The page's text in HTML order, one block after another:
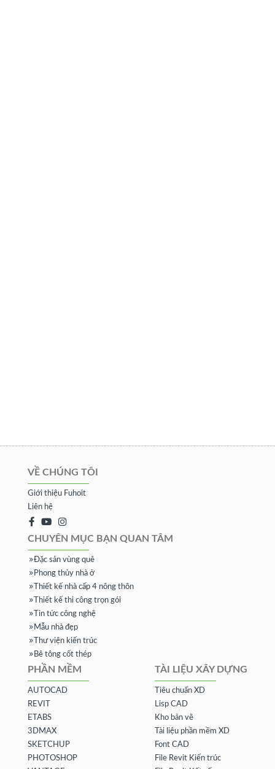
VỀ CHÚNG TÔI
Giới thiệu Fuhoit
Liên hệ
CHUYÊN MỤC BẠN QUAN TÂM
Đặc sản vùng quê
Phong thủy nhà ở
Thiết kế nhà cấp 4 nông thôn
Thiết kế thi công trọn gói
Tin tức công nghệ
Mẫu nhà đẹp
Thư viện kiến trúc
Bê tông cốt thép
PHẦN MỀM
AUTOCAD
REVIT
ETABS
3DMAX
SKETCHUP
PHOTOSHOP
TÀI LIỆU XÂY DỰNG
Tiêu chuẩn XD
Lisp CAD
Kho bản vẽ
Tài liệu phần mềm XD
Font CAD
File Revit Kiến trúc